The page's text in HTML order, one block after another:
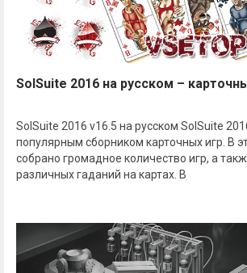
SolSuite 2016 на русском –
SolSuite 2016 v16.5 на русском SolSuite
популярным сборником карточных игр. В
собрано громадное количество игр, а
различных гаданий на картах. В